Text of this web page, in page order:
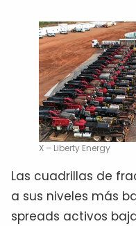
X – Liberty Energy
Las cuadrillas de
a sus niveles más
spreads activos